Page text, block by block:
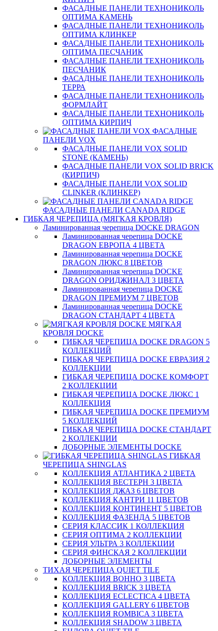
ФАСАДНЫЕ ПАНЕЛИ ТЕХНОНИКОЛЬ
ОПТИМА КАМЕНЬ
ФАСАДНЫЕ ПАНЕЛИ ТЕХНОНИКОЛЬ
ОПТИМА КЛИНКЕР
ФАСАДНЫЕ ПАНЕЛИ ТЕХНОНИКОЛЬ
ОПТИМА ПЕСЧАНИК
ФАСАДНЫЕ ПАНЕЛИ ТЕХНОНИКОЛЬ
ПЕСЧАНИК
ФАСАДНЫЕ ПАНЕЛИ ТЕХНОНИКОЛЬ
ТЕРРА
ФАСАДНЫЕ ПАНЕЛИ ТЕХНОНИКОЛЬ
ФОРМЛАЙТ
ФАСАДНЫЕ ПАНЕЛИ ТЕХНОНИКОЛЬ
ОПТИМА КИРПИЧ
ФАСАДНЫЕ
ПАНЕЛИ VOX
ФАСАДНЫЕ ПАНЕЛИ VOX SOLID
STONE (КАМЕНЬ)
ФАСАДНЫЕ ПАНЕЛИ VOX SOLID BRICK
(КИРПИЧ)
ФАСАДНЫЕ ПАНЕЛИ VOX SOLID
CLINКER (КЛИНКЕР)
ФАСАДНЫЕ ПАНЕЛИ CANADA RIDGE
ГИБКАЯ ЧЕРЕПИЦА (МЯГКАЯ КРОВЛЯ)
Ламинированная черепица DOCKE DRAGON
Ламинированная черепица DOCKE
DRAGON ЕВРОПА 4 ЦВЕТА
Ламинированная черепица DOCKE
DRAGON ЛЮКС 8 ЦВЕТОВ
Ламинированная черепица DOCKE
DRAGON ОРИДЖИНАЛ 3 ЦВЕТА
Ламинированная черепица DOCKE
DRAGON ПРЕМИУМ 7 ЦВЕТОВ
Ламинированная черепица DOCKE
DRAGON СТАНДАРТ 4 ЦВЕТA
МЯГКАЯ
КРОВЛЯ DOCKE
ГИБКАЯ ЧЕРЕПИЦА DOCKE DRAGON 5
КОЛЛЕКЦИЙ
ГИБКАЯ ЧЕРЕПИЦА DOCKE ЕВРАЗИЯ 2
КОЛЛЕКЦИИ
ГИБКАЯ ЧЕРЕПИЦА DOCKE КОМФОРТ
2 КОЛЛЕКЦИИ
ГИБКАЯ ЧЕРЕПИЦА DOCKE ЛЮКС 1
КОЛЛЕКЦИЯ
ГИБКАЯ ЧЕРЕПИЦА DOCKE ПРЕМИУМ
5 КОЛЛЕКЦИЙ
ГИБКАЯ ЧЕРЕПИЦА DOCKE СТАНДАРТ
2 КОЛЛЕКЦИИ
ДОБОРНЫЕ ЭЛЕМЕНТЫ DOCKE
ГИБКАЯ
ЧЕРЕПИЦА SHINGLAS
КОЛЛЕКЦИЯ АТЛАНТИКА 2 ЦВЕТА
КОЛЛЕКЦИЯ ВЕСТЕРН 3 ЦВЕТА
КОЛЛЕКЦИЯ ДЖАЗ 6 ЦВЕТОВ
КОЛЛЕКЦИЯ КАНТРИ 11 ЦВЕТОВ
КОЛЛЕКЦИЯ КОНТИНЕНТ 5 ЦВЕТОВ
КОЛЛЕКЦИЯ ФАЗЕНДА 5 ЦВЕТОВ
СЕРИЯ КЛАССИК 1 КОЛЛЕКЦИЯ
СЕРИЯ ОПТИМА 2 КОЛЛЕКЦИИ
СЕРИЯ УЛЬТРА 3 КОЛЛЕКЦИИ
СЕРИЯ ФИНСКАЯ 2 КОЛЛЕКЦИИ
ДОБОРНЫЕ ЭЛЕМЕНТЫ
ТИХАЯ ЧЕРЕПИЦА QUIET TILE
КОЛЛЕКЦИЯ BOHHO 3 ЦВЕТА
КОЛЛЕКЦИЯ BRICK 3 ЦВЕТА
КОЛЛЕКЦИЯ ECLECTICA 4 ЦВЕТА
КОЛЛЕКЦИЯ GALLERY 6 ЦВЕТОВ
КОЛЛЕКЦИЯ ROMBICA 3 ЦВЕТА
КОЛЛЕКЦИЯ SHADOW 3 ЦВЕТА